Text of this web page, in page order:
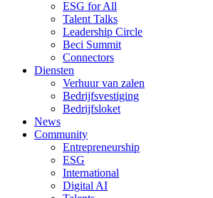
ESG for All
Talent Talks
Leadership Circle
Beci Summit
Connectors
Diensten
Verhuur van zalen
Bedrijfsvestiging
Bedrijfsloket
News
Community
Entrepreneurship
ESG
International
Digital AI